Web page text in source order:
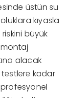
üstün su
kıyasla
riskini büyük
montaj
alacak
testlere kadar
profesyonel